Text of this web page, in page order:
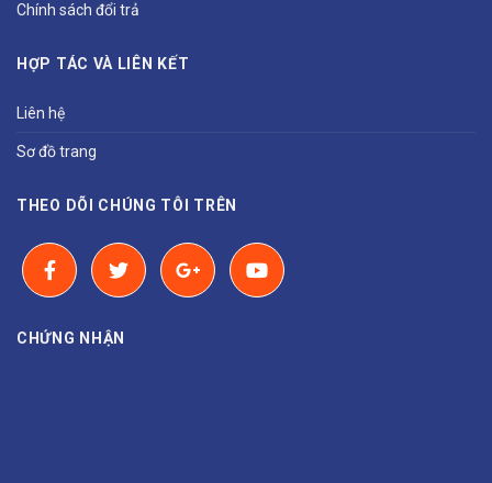
Chính sách đổi trả
HỢP TÁC VÀ LIÊN KẾT
Liên hệ
Sơ đồ trang
THEO DÕI CHÚNG TÔI TRÊN
CHỨNG NHẬN